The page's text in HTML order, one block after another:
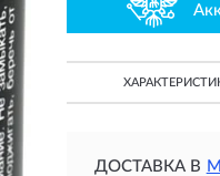
ДОСТАВКА В